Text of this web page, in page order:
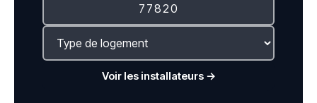
Voir les installateurs →